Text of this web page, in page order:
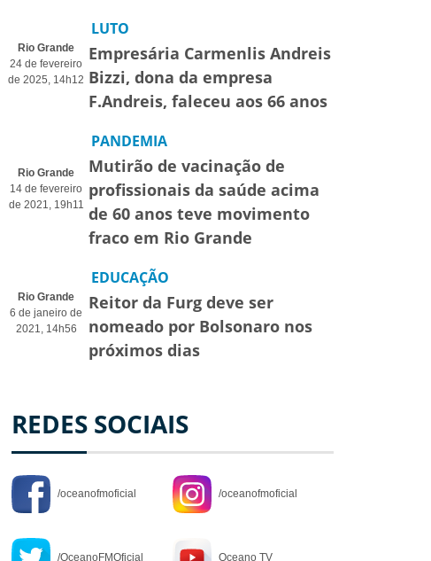
Rio Grande
24 de fevereiro
de 2025, 14h12
LUTO
Empresária Carmenlis Andreis
Bizzi, dona da empresa
F.Andreis, faleceu aos 66 anos
Rio Grande
14 de fevereiro
de 2021, 19h11
PANDEMIA
Mutirão de vacinação de
profissionais da saúde acima
de 60 anos teve movimento
fraco em Rio Grande
Rio Grande
6 de janeiro de
2021, 14h56
EDUCAÇÃO
Reitor da Furg deve ser
nomeado por Bolsonaro nos
próximos dias
REDES SOCIAIS
/oceanofmoficial /oceanofmoficial
/OceanoFMOficial Oceano TV